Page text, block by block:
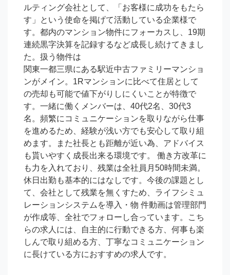
ルティング会社として、「お客様に成功をもたら
す」という使命を掲げて活動している企業様で
す。都内のマンション物件にフォーカスし、19期
連続黒字決算を記録するなど成長し続けてきまし
た。扱う物件は
関東一都三県にある駅近中古ファミリーマンショ
ンがメイン。1Rマンションに比べて住居として
の売却も可能で値下がりしにくいことが特徴で
す。一緒に働くメンバーは、40代2名、30代3
名。頻繁にコミュニケーションを取りながら仕事
を進めるため、経験が浅い方でも安心して取り組
めます。また社長とも距離が近い為、アドバイス
も貰いやすく成長出来る環境です。 働き方改革に
も力を入れており、残業は全社員月50時間未満。
休日出勤も基本的にはなしです。今後の課題とし
て、会社として残業を無くすため、ライフシミュ
レーションシステムを導入・物 件動画は管理部門
が作成等、全社でフォローし合っています。こち
らの求人には、自主的に行動できる方、何事も楽
しんで取り組める方、丁寧なコミュニケーション
に長けている方におすすめの求人です。